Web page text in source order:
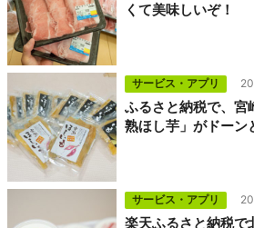
くて美味しいぞ！
サービス・アプリ
ふるさと納税で、宮
熟ほし芋」がドーン
サービス・アプリ
楽天ふるさと納税で